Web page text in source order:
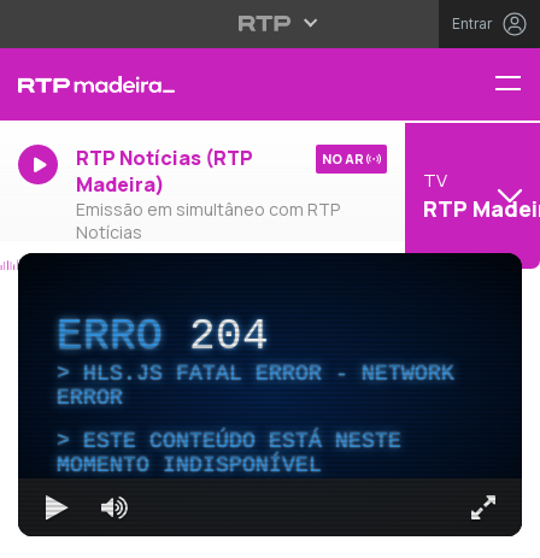
Entrar
RTP Notícias (RTP
Madeira)
Emissão em simultâneo com RTP
Notícias
NO AR
TV
RTP
ERRO204
HLS.JS FATAL ERROR - NETWORK
ERROR
ESTE CONTEÚDO ESTÁ NESTE
MOMENTO INDISPONÍVEL